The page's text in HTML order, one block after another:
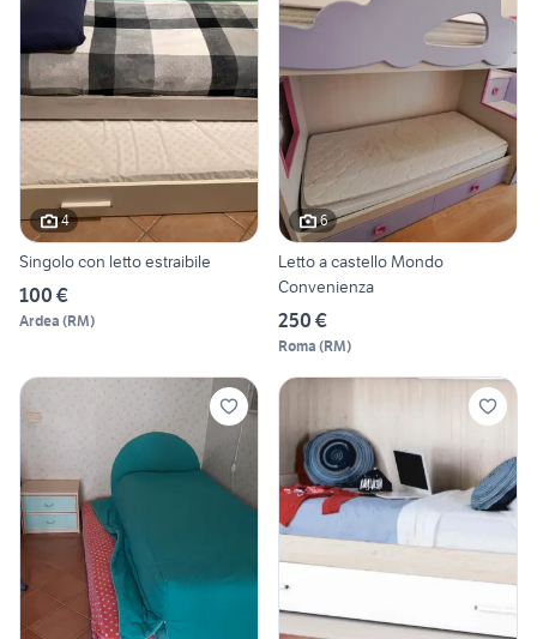
4
Singolo con letto estraibile
100 €
Ardea (RM)
6
Letto a castello Mondo
Convenienza
250 €
Roma (RM)